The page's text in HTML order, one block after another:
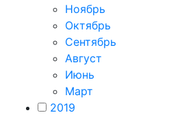
Ноябрь
Октябрь
Сентябрь
Август
Июнь
Март
2019